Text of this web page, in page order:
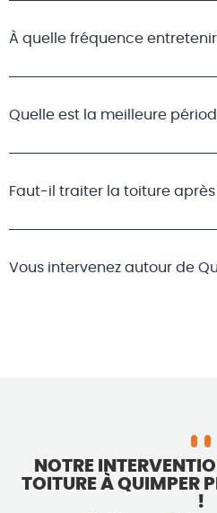
À quelle fréquence
Quelle est la meilleure
Faut-il traiter la toiture
Vous intervenez autour de
NOTRE
TOITURE À QUIMPER
!